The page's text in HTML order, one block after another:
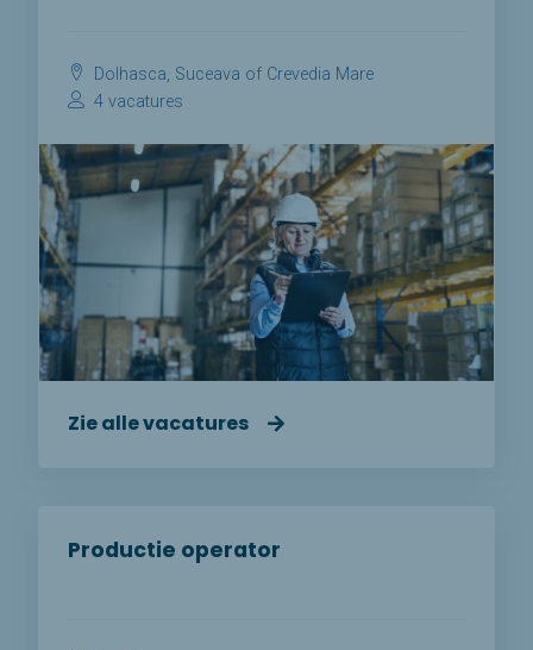
Dolhasca, Suceava of Crevedia Mare
4 vacatures
Zie alle vacatures
Productie operator